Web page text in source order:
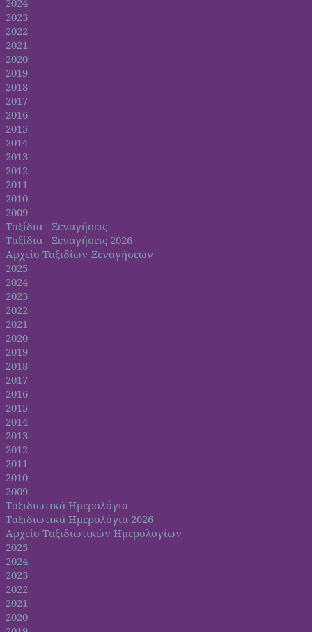
2024
2023
2022
2021
2020
2019
2018
2017
2016
2015
2014
2013
2012
2011
2010
2009
Ταξίδια - Ξεναγήσεις
Ταξίδια - Ξεναγήσεις 2026
Αρχείο Ταξιδίων-Ξεναγήσεων
2025
2024
2023
2022
2021
2020
2019
2018
2017
2016
2015
2014
2013
2012
2011
2010
2009
Ταξιδιωτικά Ημερολόγια
Ταξιδιωτικά Ημερολόγια 2026
Αρχείο Ταξιδιωτικών Ημερολογίων
2025
2024
2023
2022
2021
2020